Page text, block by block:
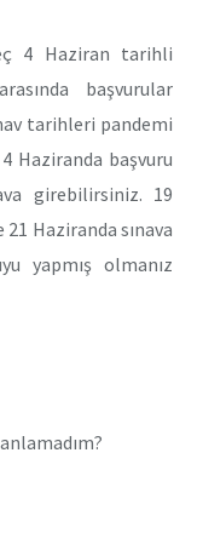
4 Haziran tarihli
başvurular
tarihleri pandemi
Haziranda başvuru
girebilirsiniz. 19
Haziranda sınava
yapmış olmanız